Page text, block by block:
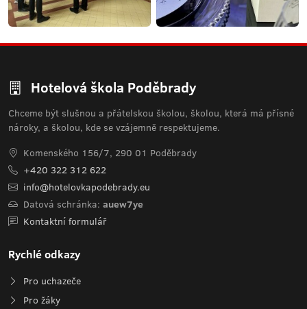
Hotelová škola Poděbrady
Chceme být slušnou a přátelskou školou, školou, která má přísné
nároky, a školou, kde se vzájemně respektujeme.
Komenského 156/7, 290 01 Poděbrady
+420 322 312 622
info@hotelovkapodebrady.eu
Datová schránka: auew7ye
Kontaktní formulář
Rychlé odkazy
Pro uchazeče
Pro žáky